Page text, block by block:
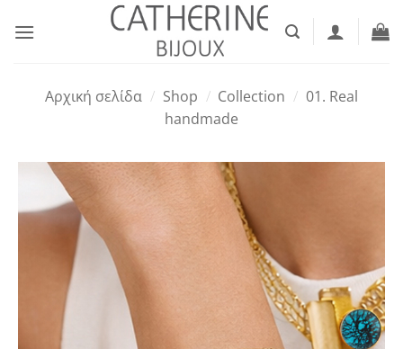
στο
Αρχική σελίδα / Shop / Collection / 01. Real
handmade